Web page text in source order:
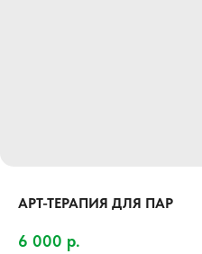
АРТ-ТЕРАПИЯ ДЛЯ ПАР
6 000 р.